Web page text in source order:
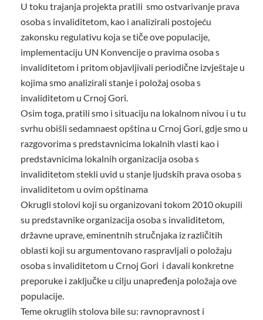
U toku trajanja projekta pratili smo ostvarivanje prava
osoba s invaliditetom, kao i analizirali postojeću
zakonsku regulativu koja se tiče ove populacije,
implementaciju UN Konvencije o pravima osoba s
invaliditetom i pritom objavljivali periodične izvještaje u
kojima smo analizirali stanje i položaj osoba s
invaliditetom u Crnoj Gori.
Osim toga, pratili smo i situaciju na lokalnom nivou i u tu
svrhu obišli sedamnaest opština u Crnoj Gori, gdje smo u
razgovorima s predstavnicima lokalnih vlasti kao i
predstavnicima lokalnih organizacija osoba s
invaliditetom stekli uvid u stanje ljudskih prava osoba s
invaliditetom u ovim opštinama
Okrugli stolovi koji su organizovani tokom 2010 okupili
su predstavnike organizacija osoba s invaliditetom,
državne uprave, eminentnih stručnjaka iz različitih
oblasti koji su argumentovano raspravljali o položaju
osoba s invaliditetom u Crnoj Gori i davali konkretne
preporuke i zaključke u cilju unapređenja položaja ove
populacije.
Teme okruglih stolova bile su: ravnopravnost i